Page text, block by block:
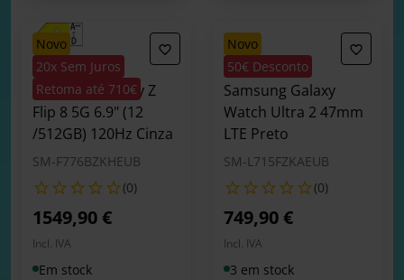
novo
20x Sem Juros
Retoma até 710€
Smartphone
Samsung Galaxy Z
Flip 8 5G 6.9" (12
/512GB) 120Hz Cinza
SM-F776BZKHEUB
(0)
1549,90 €
Incl. IVA
Em stock
novo
50€ Desconto
Smartwatch
Samsung Galaxy
Watch Ultra 2 47mm
LTE Preto
SM-L715FZKAEUB
(0)
749,90 €
Incl. IVA
3 em stock